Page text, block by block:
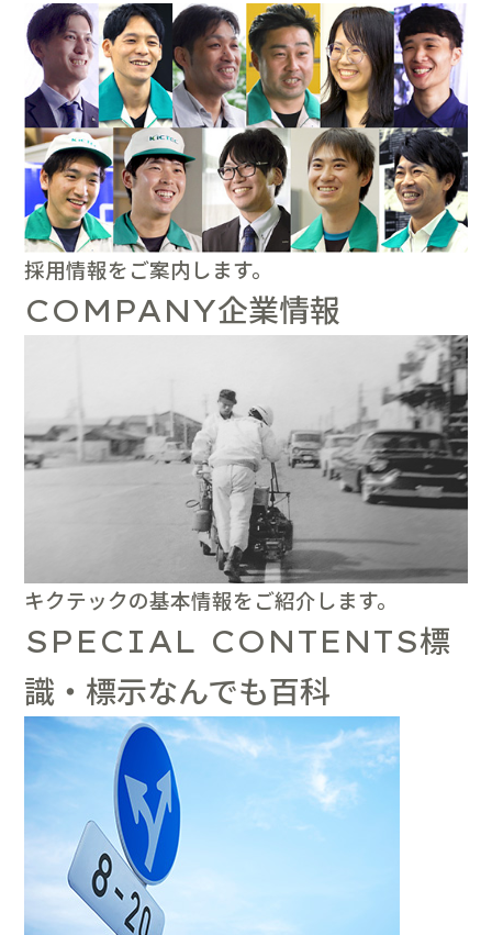
採用情報をご案内します。
COMPANY企業情報
キクテックの基本情報をご紹介します。
SPECIAL CONTENTS標
識・標示なんでも百科